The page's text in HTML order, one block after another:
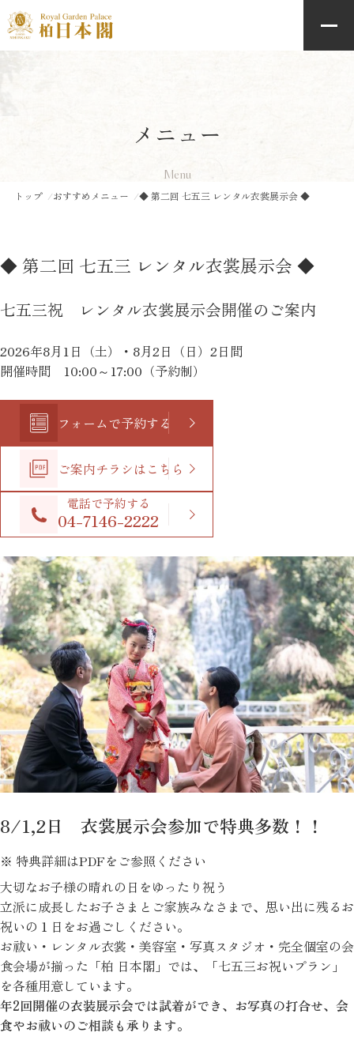
メニュー
Menu
トップ おすすめメニュー ◆ 第二回 七五三 レンタル衣裳展示会 ◆
◆ 第二回 七五三 レンタル衣裳展示会 ◆
七五三祝 レンタル衣裳展示会開催のご案内
2026年8月1日（土）・8月2日（日）2日間
開催時間 10:00～17:00（予約制）
フォームで予約する
ご案内チラシはこちら
電話で予約する
04-7146-2222
8/1,2日 衣裳展示会参加で特典多数！！
※ 特典詳細はPDFをご参照ください
大切なお子様の晴れの日をゆったり祝う
立派に成長したお子さまとご家族みなさまで、思い出に残るお
祝いの１日をお過ごしください。
お祓い・レンタル衣裳・美容室・写真スタジオ・完全個室の会
食会場が揃った「柏 日本閣」では、「七五三お祝いプラン」
を各種用意しています。
年2回開催の衣装展示会では試着ができ、お写真の打合せ、会
食やお祓いのご相談も承ります。